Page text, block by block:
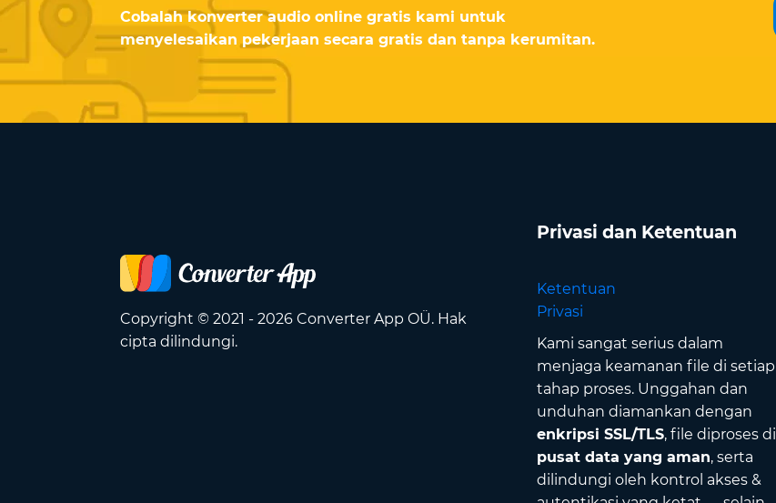
Cobalah konverter audio online gratis kami untuk
menyelesaikan pekerjaan secara gratis dan tanpa kerumitan.
Copyright © 2021 - 2026 Converter App OÜ. Hak
cipta dilindungi.
Privasi dan Ketentuan
Ketentuan
Privasi
Kami sangat serius dalam
menjaga keamanan file di setiap
tahap proses. Unggahan dan
unduhan diamankan dengan
enkripsi SSL/TLS, file diproses di
pusat data yang aman, serta
dilindungi oleh kontrol akses &